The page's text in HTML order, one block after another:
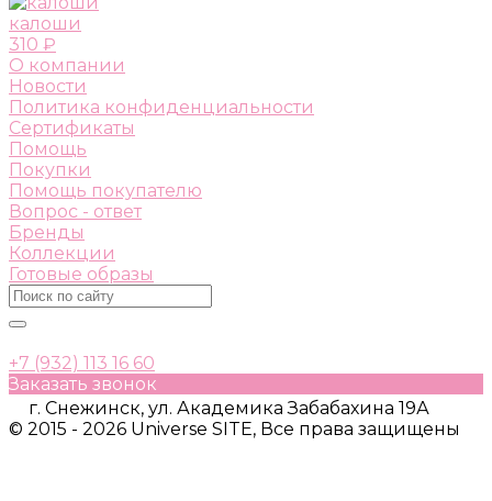
калоши
310 ₽
О компании
Новости
Политика конфиденциальности
Сертификаты
Помощь
Покупки
Помощь покупателю
Вопрос - ответ
Бренды
Коллекции
Готовые образы
+7 (932) 113 16 60
Заказать звонок
г. Снежинск, ул. Академика Забабахина 19А
© 2015 - 2026 Universe SITE, Все права защищены